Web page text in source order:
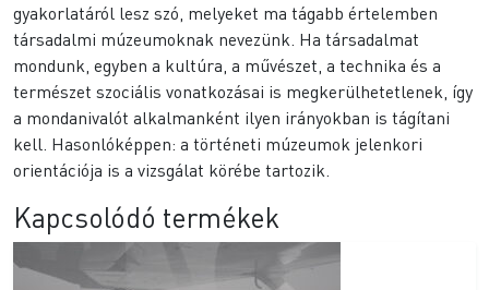
gyakorlatáról lesz szó, melyeket ma tágabb értelemben
társadalmi múzeumoknak nevezünk. Ha társadalmat
mondunk, egyben a kultúra, a művészet, a technika és a
természet szociális vonatkozásai is megkerülhetetlenek, így
a mondanivalót alkalmanként ilyen irányokban is tágítani
kell. Hasonlóképpen: a történeti múzeumok jelenkori
orientációja is a vizsgálat körébe tartozik.
Kapcsolódó termékek